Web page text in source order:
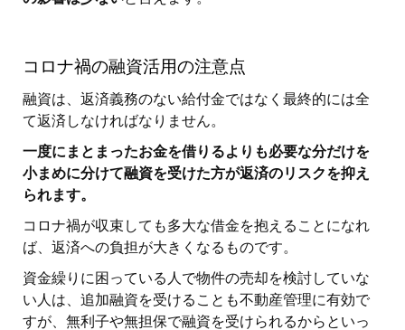
コロナ禍の融資活用の注意点
融資は、返済義務のない給付金ではなく最終的には全
て返済しなければなりません。
一度にまとまったお金を借りるよりも必要な分だけを
小まめに分けて融資を受けた方が返済のリスクを抑え
られます。
コロナ禍が収束しても多大な借金を抱えることになれ
ば、返済への負担が大きくなるものです。
資金繰りに困っている人で物件の売却を検討していな
い人は、追加融資を受けることも不動産管理に有効で
すが、無利子や無担保で融資を受けられるからといっ